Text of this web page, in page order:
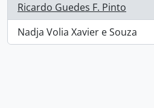
Ricardo Guedes F. Pinto
, 1 resultados
Nadja Volia Xavier e Souza
, 1 resultados